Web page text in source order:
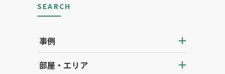
SEARCH
事例
部屋・エリア